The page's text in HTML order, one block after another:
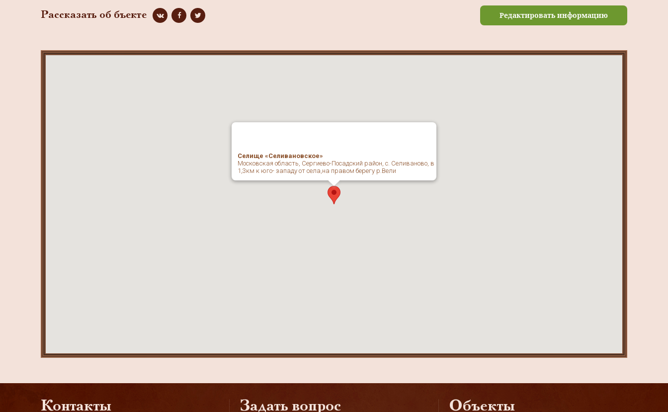
Рассказать об бъекте Редактировать информацию
Селище «Селивановское»
Московская область, Сергиево-Посадский район, с. Селиваново, в
1,3км к юго- западу от села,на правом берегу р.Вели
Контакты Задать вопрос Объекты